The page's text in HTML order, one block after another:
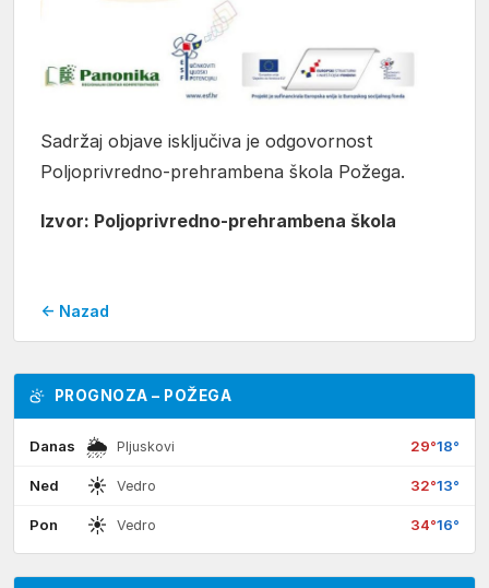
Sadržaj objave isključiva je odgovornost
Poljoprivredno-prehrambena škola Požega.
Izvor: Poljoprivredno-prehrambena škola
← Nazad
PROGNOZA – POŽEGA
Danas 🌦 Pljuskovi 29°18°
Ned ☀ Vedro 32°13°
Pon ☀ Vedro 34°16°